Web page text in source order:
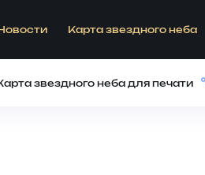
Карта звездного неба
звездного неба для печати